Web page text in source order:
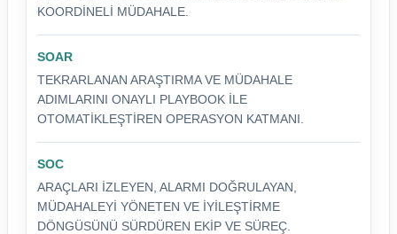
KOORDINELI MÜDAHALE.
SOAR
TEKRARLANAN ARAŞTIRMA VE MÜDAHALE
ADIMLARINI ONAYLI PLAYBOOK ILE
OTOMATIKLEŞTIREN OPERASYON KATMANI.
SOC
ARAÇLARI IZLEYEN, ALARMI DOĞRULAYAN,
MÜDAHALEYI YÖNETEN VE IYILEŞTIRME
DÖNGÜSÜNÜ SÜRDÜREN EKIP VE SÜREÇ.